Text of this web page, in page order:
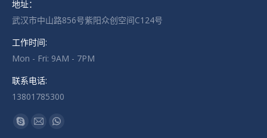
地址：
武汉市中山路856号紫阳众创空间C124号
工作时间:
Mon - Fri: 9AM - 7PM
联系电话:
13801785300
找到我们：
SkypeMailWhatsapp